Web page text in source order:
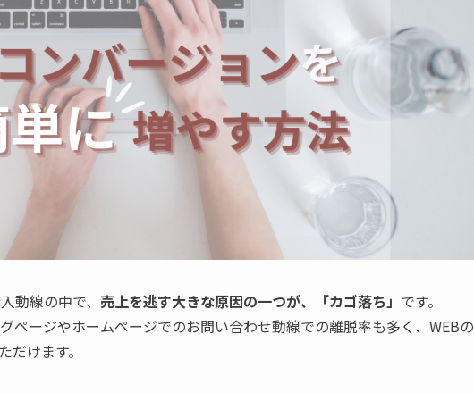
動線の中で、 売上を逃す大きな原因の一つが、「カゴ落ち」 です。
ページやホームページでのお問い合わせ動線での離脱率も多く、WEBの
けます。